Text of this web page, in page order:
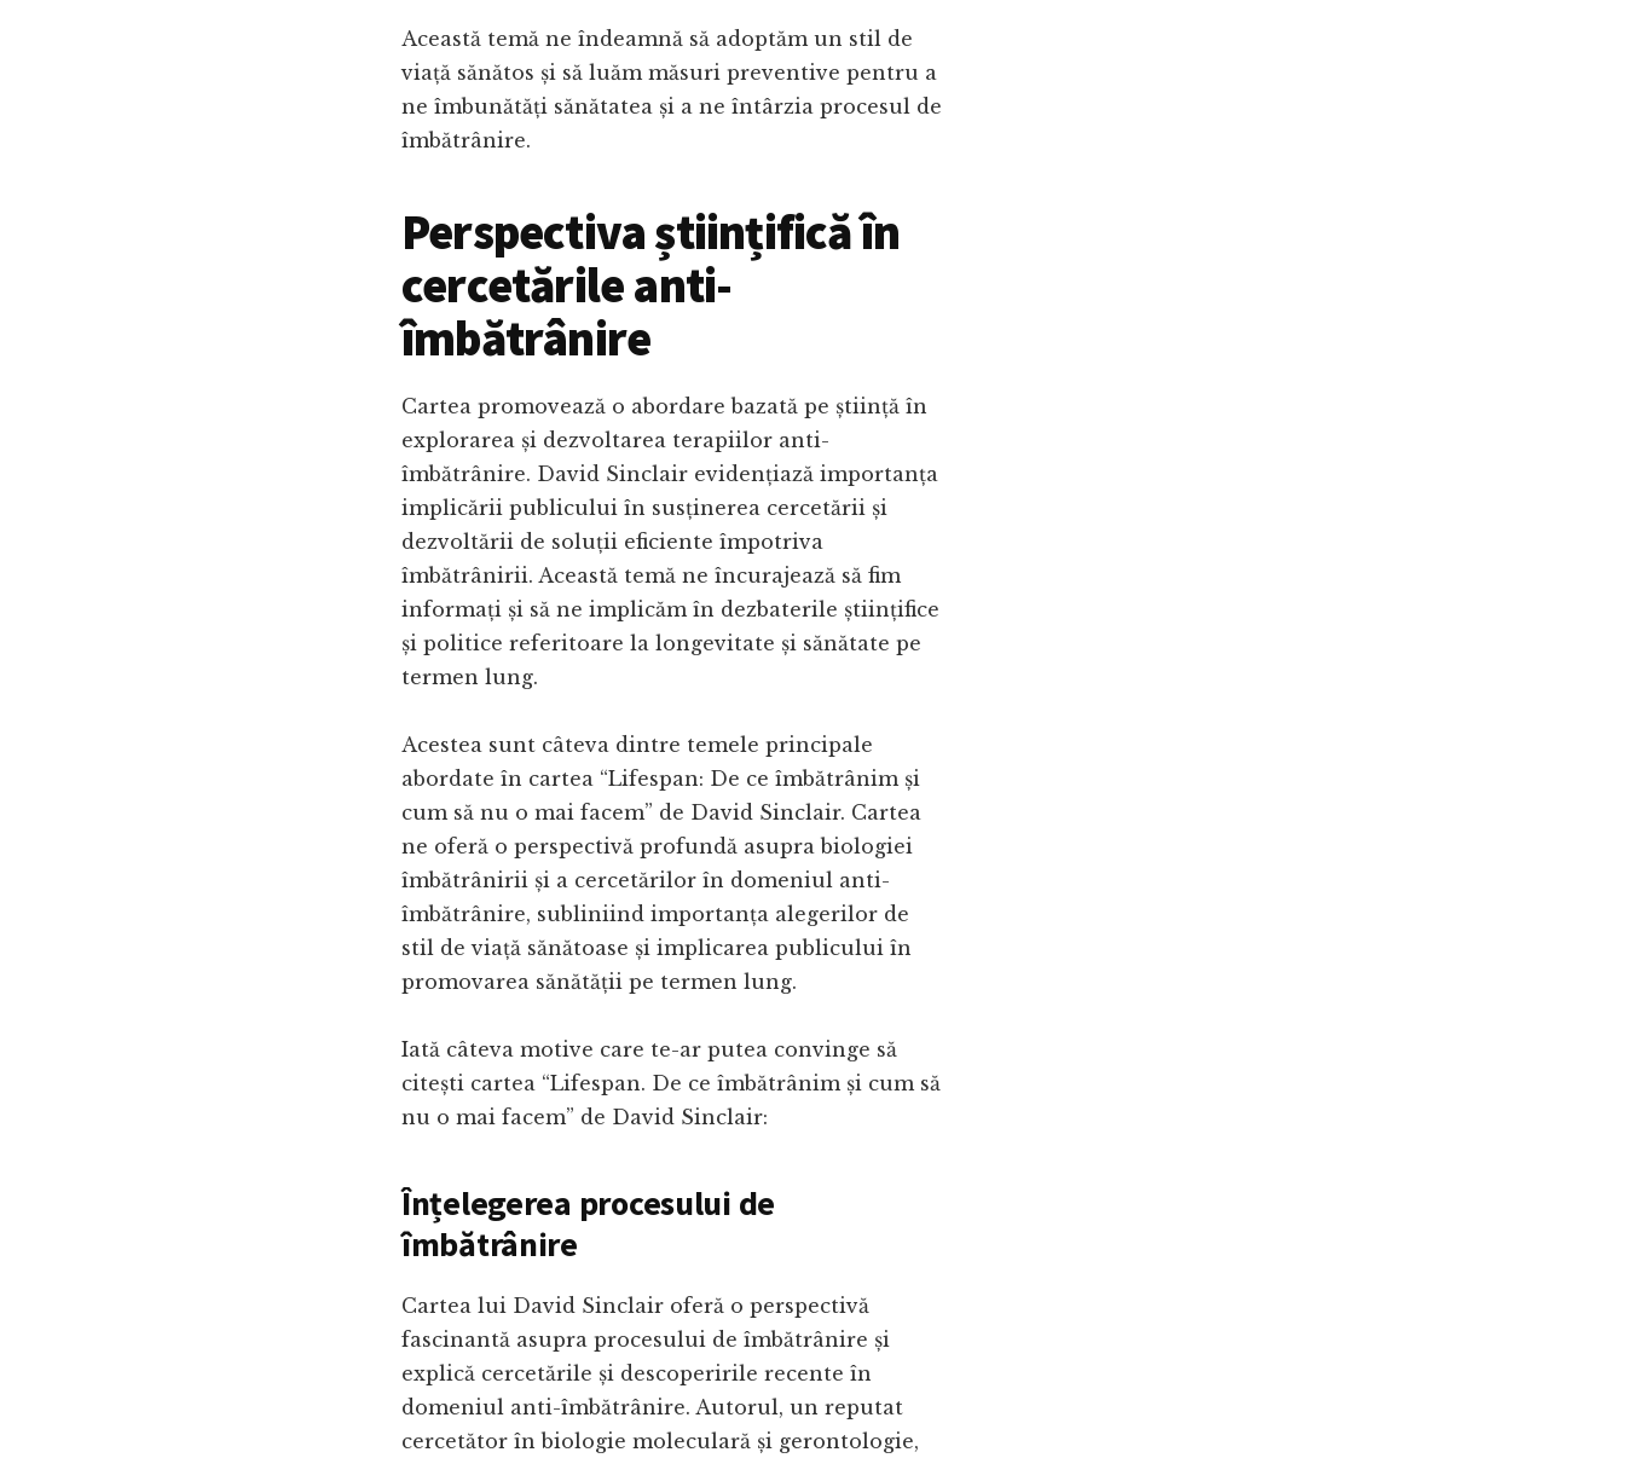
Această temă ne îndeamnă să adoptăm un stil de
viață sănătos și să luăm măsuri preventive pentru a
ne îmbunătăți sănătatea și a ne întârzia procesul de
îmbătrânire.
Perspectiva științifică în
cercetările anti-
îmbătrânire
Cartea promovează o abordare bazată pe știință în
explorarea și dezvoltarea terapiilor anti-
îmbătrânire. David Sinclair evidențiază importanța
implicării publicului în susținerea cercetării și
dezvoltării de soluții eficiente împotriva
îmbătrânirii. Această temă ne încurajează să fim
informați și să ne implicăm în dezbaterile științifice
și politice referitoare la longevitate și sănătate pe
termen lung.
Acestea sunt câteva dintre temele principale
abordate în cartea “Lifespan: De ce îmbătrânim și
cum să nu o mai facem” de David Sinclair. Cartea
ne oferă o perspectivă profundă asupra biologiei
îmbătrânirii și a cercetărilor în domeniul anti-
îmbătrânire, subliniind importanța alegerilor de
stil de viață sănătoase și implicarea publicului în
promovarea sănătății pe termen lung.
Iată câteva motive care te-ar putea convinge să
citești cartea “Lifespan. De ce îmbătrânim și cum să
nu o mai facem” de David Sinclair:
Înțelegerea procesului de
îmbătrânire
Cartea lui David Sinclair oferă o perspectivă
fascinantă asupra procesului de îmbătrânire și
explică cercetările și descoperirile recente în
domeniul anti-îmbătrânire. Autorul, un reputat
cercetător în biologie moleculară și gerontologie,